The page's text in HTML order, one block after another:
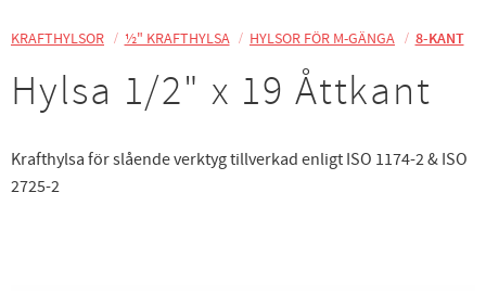
KRAFTHYLSOR ½" KRAFTHYLSA HYLSOR FÖR M-GÄNGA 8-KANT
Hylsa 1/2" x 19 Åttkant
Krafthylsa för slående verktyg tillverkad enligt ISO 1174-2 & ISO
2725-2